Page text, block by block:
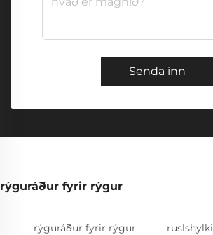
Senda inn
rýguráður fyrir rýgur
rýguráður fyrir rýgur ruslshylki